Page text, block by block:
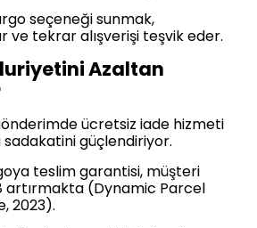
seçeneği sunmak,
ve tekrar alışverişi teşvik eder.
Azaltan
ücretsiz iade hizmeti
güçlendiriyor.
teslim garantisi, müşteri
artırmakta (Dynamic Parcel
2023).